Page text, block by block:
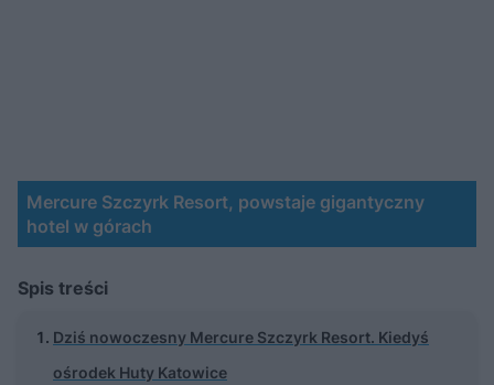
Mercure Szczyrk Resort, powstaje gigantyczny
hotel w górach
Spis treści
Dziś nowoczesny Mercure Szczyrk Resort. Kiedyś
ośrodek Huty Katowice